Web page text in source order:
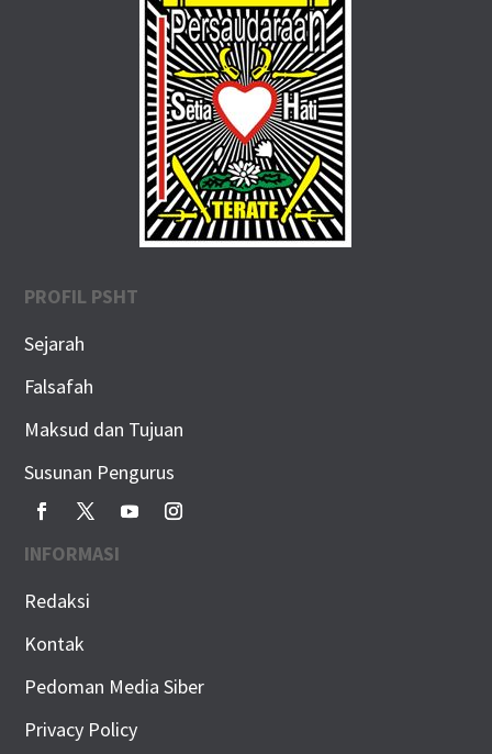
PROFIL PSHT
Sejarah
Falsafah
Maksud dan Tujuan
Susunan Pengurus
INFORMASI
Redaksi
Kontak
Pedoman Media Siber
Privacy Policy